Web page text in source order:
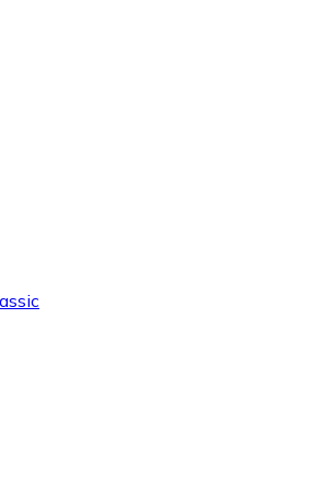
de distributeurs et
de votre projet à notre service